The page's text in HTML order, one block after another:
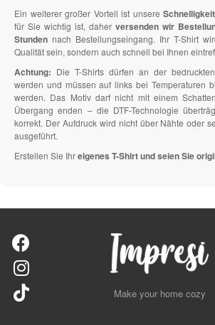
Ein weiterer großer Vorteil ist unsere Schnelligkeit
für Sie wichtig ist, daher versenden wir
Stunden nach Bestellungseingang. Ihr T-Shirt
Qualität sein, sondern auch schnell bei Ihnen
Achtung: Die T-Shirts dürfen an der
werden und müssen auf links bei Temperaturen
werden. Das Motiv darf nicht mit einem
Übergang enden – die DTF-Technologie
korrekt. Der Aufdruck wird nicht über Nähte oder
ausgeführt.
Erstellen Sie Ihreigenes T-Shirt und seien Sie
Make your home cozy